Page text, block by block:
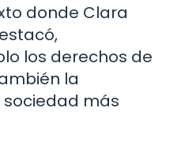
donde Clara
los derechos de
la
más